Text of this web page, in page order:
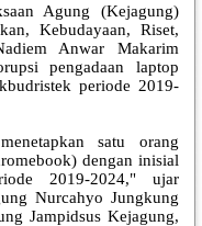
Agung (Kejagung)
Kebudayaan, Riset,
Anwar Makarim
pengadaan laptop
periode 2019-
satu orang
dengan inisial
2019-2024," ujar
Nurcahyo Jungkung
Jampidsus Kejagung,